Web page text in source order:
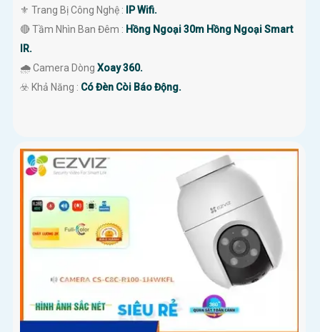
⚜️ Trang Bị Công Nghệ :
IP Wifi.
🔴 Tầm Nhìn Ban Đêm : Hồng Ngoại 30m Hồng Ngoại Smart
IR.
🌧️ Camera Dòng Xoay 360.
️☣️ Khả Năng : Có Đèn Còi Báo Động.